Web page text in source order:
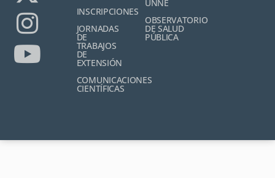
INSCRIPCIONES
JORNADAS
DE
TRABAJOS
DE
EXTENSIÓN
COMUNICACIONES
CIENTÍFICAS
UNNE
OBSERVATORIO
DE SALUD
PÚBLICA